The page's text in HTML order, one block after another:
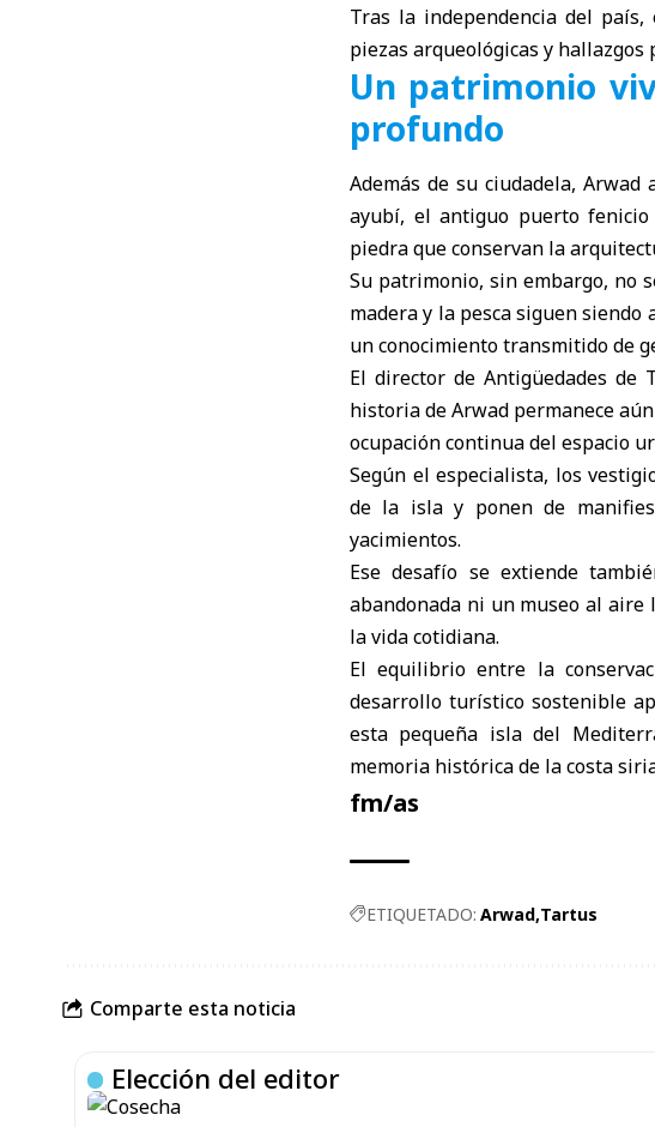
Tras la independencia del
piezas arqueológicas y hallazgos
Un patrimonio
profundo
Además de su ciudadela,
ayubí, el antiguo puerto
piedra que conservan la
Su patrimonio, sin embargo, no
madera y la pesca siguen
un conocimiento transmitido de
El director de Antigüedades de
historia de Arwad permanece
ocupación continua del espacio
Según el especialista, los
de la isla y ponen de
yacimientos.
Ese desafío se extiende
abandonada ni un museo al
la vida cotidiana.
El equilibrio entre la
desarrollo turístico sostenible
esta pequeña isla del
memoria histórica de la costa
fm/as
ETIQUETADO: Arwad Tartus
Comparte esta noticia
Elección del editor